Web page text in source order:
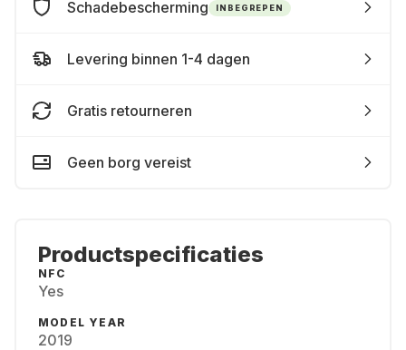
Schadebescherming INBEGREPEN
Levering binnen 1-4 dagen
Gratis retourneren
Geen borg vereist
Productspecificaties
NFC
Yes
MODEL YEAR
2019